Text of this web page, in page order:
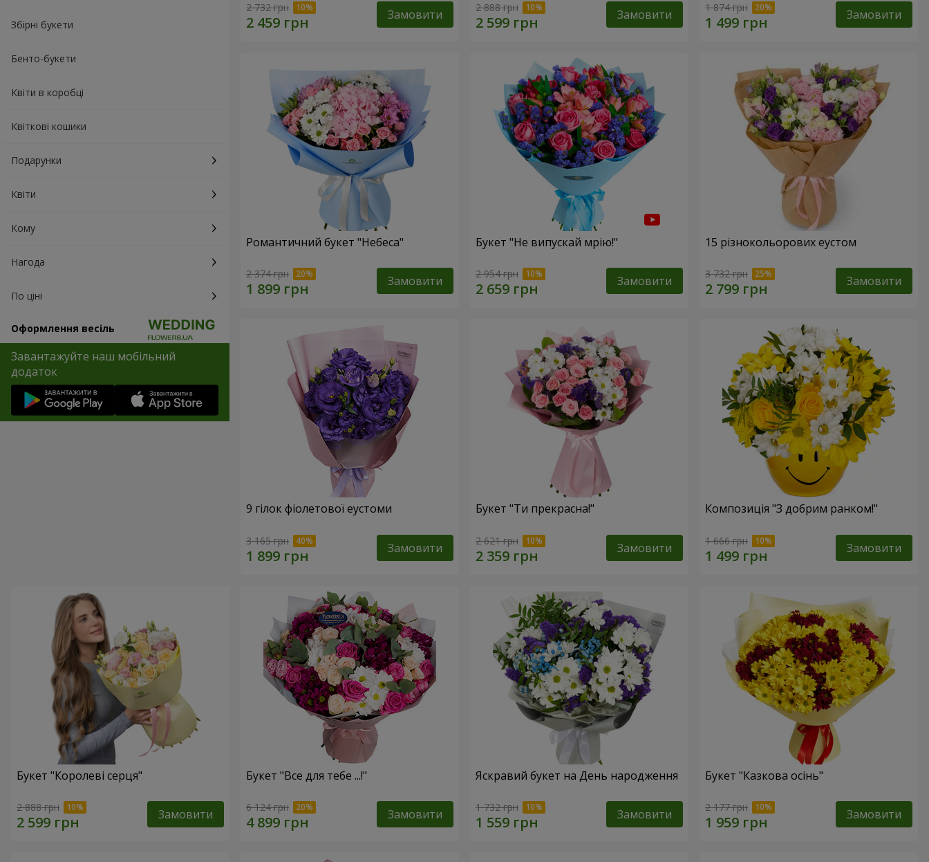
Збірні букети
Бенто-букети
Квіти в коробці
Квіткові кошики
Подарунки
Квіти
Кому
Нагода
По ціні
Оформлення весіль
Завантажуйте наш мобільний
додаток
2 732 грн Замовити 2 888 грн Замовити 1 874 грн Замовити
Романтичний букет "Небеса"
2 374 грн Замовити
Букет "Не випускай мрію!"
2 954 грн Замовити
15 різнокольорових еустом
3 732 грн Замовити
9 гілок фіолетової еустоми
3 165 грн Замовити
Букет "Ти прекрасна!"
2 621 грн Замовити
Композиція "З добрим ранком!"
1 666 грн Замовити
Букет "Королеві серця"
2 888 грн Замовити
Букет "Все для тебе ...!"
6 124 грн Замовити
Яскравий букет на День народження
1 732 грн Замовити
Букет "Казкова осінь"
2 177 грн Замовити